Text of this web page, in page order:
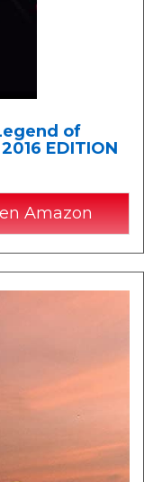
of
EDITION
Amazon